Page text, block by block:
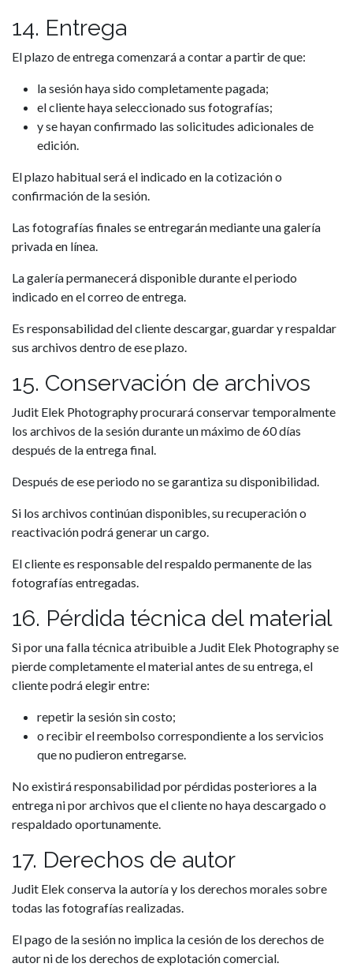
14. Entrega
El plazo de entrega comenzará a contar a partir de que:
la sesión haya sido completamente pagada;
el cliente haya seleccionado sus fotografías;
y se hayan confirmado las solicitudes adicionales de
edición.
El plazo habitual será el indicado en la cotización o
confirmación de la sesión.
Las fotografías finales se entregarán mediante una galería
privada en línea.
La galería permanecerá disponible durante el periodo
indicado en el correo de entrega.
Es responsabilidad del cliente descargar, guardar y respaldar
sus archivos dentro de ese plazo.
15. Conservación de archivos
Judit Elek Photography procurará conservar temporalmente
los archivos de la sesión durante un máximo de 60 días
después de la entrega final.
Después de ese periodo no se garantiza su disponibilidad.
Si los archivos continúan disponibles, su recuperación o
reactivación podrá generar un cargo.
El cliente es responsable del respaldo permanente de las
fotografías entregadas.
16. Pérdida técnica del material
Si por una falla técnica atribuible a Judit Elek Photography se
pierde completamente el material antes de su entrega, el
cliente podrá elegir entre:
repetir la sesión sin costo;
o recibir el reembolso correspondiente a los servicios
que no pudieron entregarse.
No existirá responsabilidad por pérdidas posteriores a la
entrega ni por archivos que el cliente no haya descargado o
respaldado oportunamente.
17. Derechos de autor
Judit Elek conserva la autoría y los derechos morales sobre
todas las fotografías realizadas.
El pago de la sesión no implica la cesión de los derechos de
autor ni de los derechos de explotación comercial.